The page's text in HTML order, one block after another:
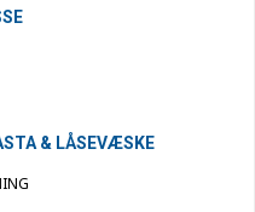
& LÅSEVÆSKE